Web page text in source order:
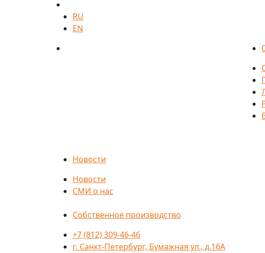
RU
EN
Новости
Новости
СМИ о нас
Собственное производство
+7 (812) 309-46-46
г. Санкт-Петербург, Бумажная ул., д.16А